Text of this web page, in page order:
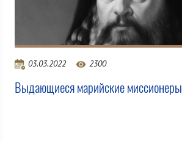
03.03.2022 2300
Выдающиеся марийские миссионеры